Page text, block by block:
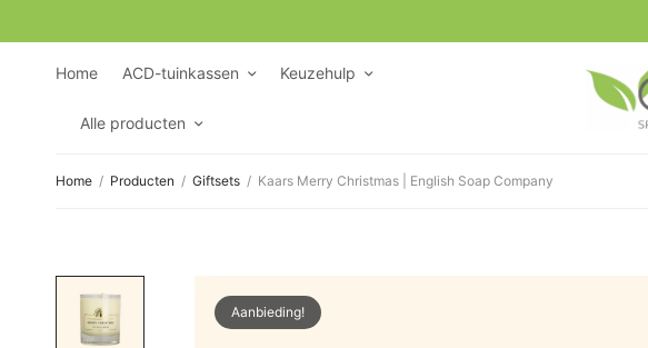
Home ACD-tuinkassen Keuzehulp
Alle producten
Home / Producten / Giftsets / Kaars Merry Christmas | English Soap Company
Aanbieding!